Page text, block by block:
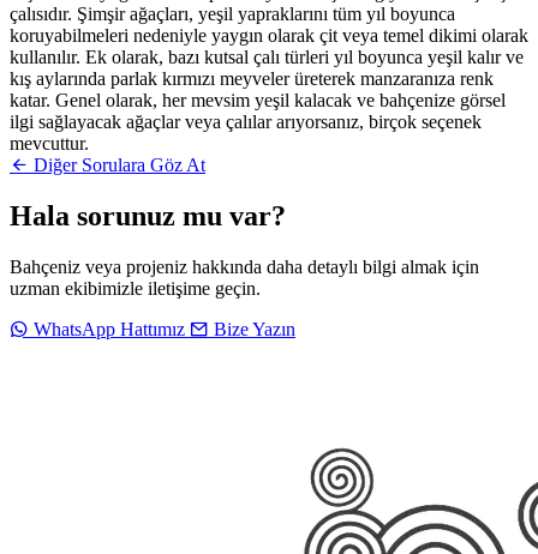
çalısıdır. Şimşir ağaçları, yeşil yapraklarını tüm yıl boyunca
koruyabilmeleri nedeniyle yaygın olarak çit veya temel dikimi olarak
kullanılır. Ek olarak, bazı kutsal çalı türleri yıl boyunca yeşil kalır ve
kış aylarında parlak kırmızı meyveler üreterek manzaranıza renk
katar. Genel olarak, her mevsim yeşil kalacak ve bahçenize görsel
ilgi sağlayacak ağaçlar veya çalılar arıyorsanız, birçok seçenek
mevcuttur.
Diğer Sorulara Göz At
Hala sorunuz mu var?
Bahçeniz veya projeniz hakkında daha detaylı bilgi almak için
uzman ekibimizle iletişime geçin.
WhatsApp Hattımız
Bize Yazın